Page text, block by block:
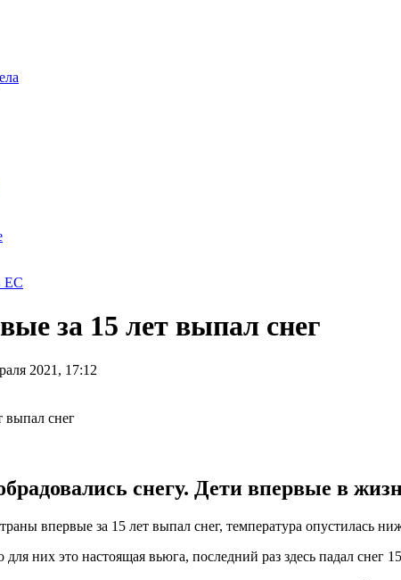
ЕС
за 15 лет выпал снег
2021, 17:12
снегу. Дети впервые в
впервые за 15 лет выпал снег, температура опустилась
них это настоящая вьюга, последний раз здесь падал снег